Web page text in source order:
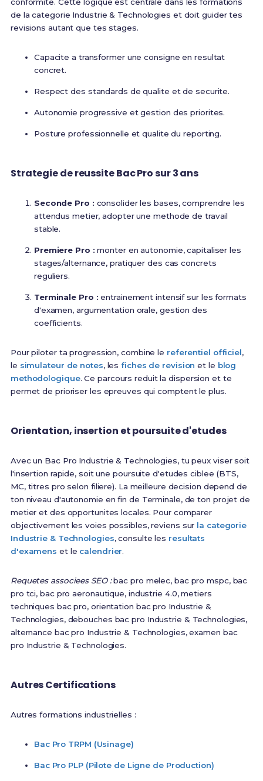
de la categorie Industrie & Technologies et doit guider tes
revisions autant que tes stages.
Capacite a transformer une consigne en resultat
concret.
Respect des standards de qualite et de securite.
Autonomie progressive et gestion des priorites.
Posture professionnelle et qualite du reporting.
Strategie de reussite Bac Pro sur 3 ans
Seconde Pro : consolider les bases, comprendre les
attendus metier, adopter une methode de travail
stable.
Premiere Pro : monter en autonomie, capitaliser les
stages/alternance, pratiquer des cas concrets
reguliers.
Terminale Pro : entrainement intensif sur les formats
d'examen, argumentation orale, gestion des
coefficients.
Pour piloter ta progression, combine le referentiel officiel,
le simulateur de notes, les fiches de revision et le blog
methodologique. Ce parcours reduit la dispersion et te
permet de prioriser les epreuves qui comptent le plus.
Orientation, insertion et poursuite d'etudes
Avec un Bac Pro Industrie & Technologies, tu peux viser soit
l'insertion rapide, soit une poursuite d'etudes ciblee (BTS,
MC, titres pro selon filiere). La meilleure decision depend de
ton niveau d'autonomie en fin de Terminale, de ton projet de
metier et des opportunites locales. Pour comparer
objectivement les voies possibles, reviens sur la categorie
Industrie & Technologies, consulte les resultats
d'examens et le calendrier.
Requetes associees SEO :bac pro melec, bac pro mspc, bac
pro tci, bac pro aeronautique, industrie 4.0, metiers
techniques bac pro, orientation bac pro Industrie &
Technologies, debouches bac pro Industrie & Technologies,
alternance bac pro Industrie & Technologies, examen bac
pro Industrie & Technologies.
Autres Certifications
Autres formations industrielles :
Bac Pro TRPM (Usinage)
Bac Pro PLP (Pilote de Ligne de Production)